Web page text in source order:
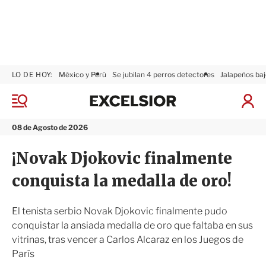
M
n
08 de Agosto de 2026
LO DE HOY: México y Perú Se jubilan 4 perros detectores Jalapeños
I
ó
x
s
i
¡Novak Djokovic finalmente
conquista la medalla de oro!
El tenista serbio Novak Djokovic finalmente pudo
conquistar la ansiada medalla de oro que faltaba en sus
vitrinas, tras vencer a Carlos Alcaraz en los Juegos de
París